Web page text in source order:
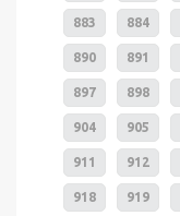
883 884
890 891
897 898
904 905
911 912
918 919